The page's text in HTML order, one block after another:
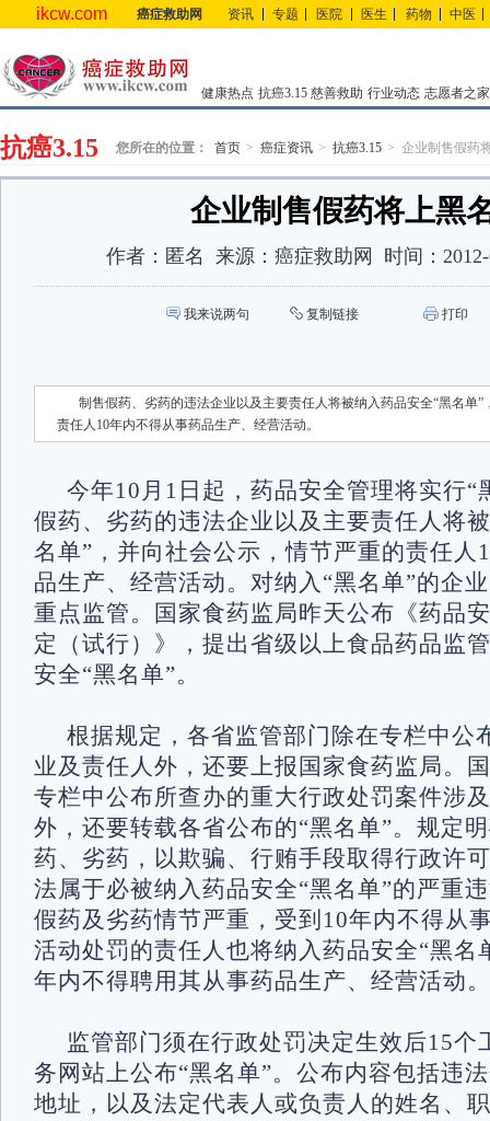
ikcw.com 癌症救助网 资讯 专题 医院 医生 药物 中医
健康热点 抗癌3.15 慈善救助 行业动态 志愿者之家
抗癌3.15 您所在的位置： 首页 癌症资讯 抗癌3.15 企业制售假药
企业制售假药将上黑
作者： 匿名 来源： 癌症救助网 时间：
我来说两句 复制链接 打印
制售假药、劣药的违法企业以及主要责任人将被纳入药品安全“黑名单
责任人10年内不得从事药品生产、经营活动。
今年10月1日起，药品安全管理将实行“
假药、劣药的违法企业以及主要责任人将
名单”，并向社会公示，情节严重的责任人
品生产、经营活动。对纳入“黑名单”的企
重点监管。国家食药监局昨天公布《药品
定（试行）》，提出省级以上食品药品监
安全“黑名单”。
根据规定，各省监管部门除在专栏中公
业及责任人外，还要上报国家食药监局。
专栏中公布所查办的重大行政处罚案件涉
外，还要转载各省公布的“黑名单”。规定
药、劣药，以欺骗、行贿手段取得行政许
法属于必被纳入药品安全“黑名单”的严重
假药及劣药情节严重，受到10年内不得从
活动处罚的责任人也将纳入药品安全“黑名
年内不得聘用其从事药品生产、经营活动。
监管部门须在行政处罚决定生效后15个
务网站上公布“黑名单”。公布内容包括违
地址，以及法定代表人或负责人的姓名、